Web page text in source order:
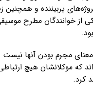
پربیننده و
خوانندگان مطرح
معنای مجرم بودن آنها
که موکلانشان هیچ
کرد.